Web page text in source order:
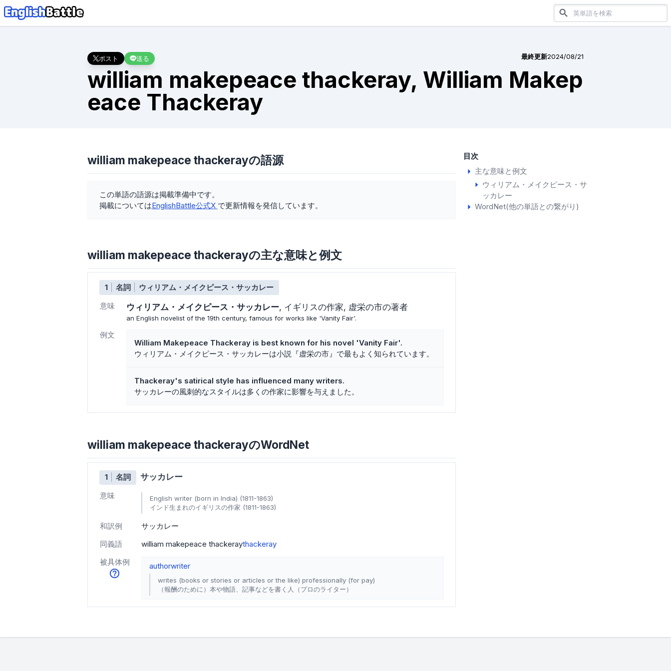
ポスト 送る 最終更新2024/08/21
william makepeace thackeray, William Makep
eace Thackeray
目次
主な意味と例文
ウィリアム・メイクピース・サ
ッカレー
WordNet(他の単語との繋がり)
william makepeace thackerayの語源
この単語の語源は掲載準備中です。
掲載についてはEnglishBattle公式X で更新情報を発信しています。
william makepeace thackerayの主な意味と例文
1 名詞
ウィリアム・メイクピース・サッカレー
意味
ウィリアム・メイクピース・サッカレー イギリスの作家 虚栄の市の著者
an English novelist of the 19th century, famous for works like 'Vanity Fair'.
例文
William Makepeace Thackeray is best known for his novel 'Vanity Fair'.
ウィリアム・メイクピース・サッカレーは小説『虚栄の市』で最もよく知られています。
Thackeray's satirical style has influenced many writers.
サッカレーの風刺的なスタイルは多くの作家に影響を与えました。
william makepeace thackerayのWordNet
1 名詞 サッカレー
意味
English writer (born in India) (1811-1863)
インド生まれのイギリスの作家 (1811-1863)
和訳例
サッカレー
同義語
william makepeace thackeraythackeray
被具体例
authorwriter
writes (books or stories or articles or the like) professionally (for pay)
（報酬のために）本や物語、記事などを書く人（プロのライター）